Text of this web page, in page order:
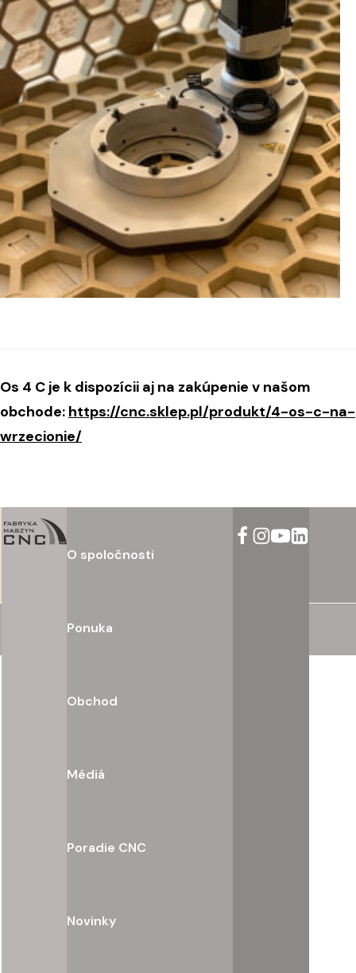
Os 4 C je k dispozícii aj na zakúpenie v našom
obchode: https://cnc.sklep.pl/produkt/4-os-c-na-
wrzecionie/
O spoločnosti
Ponuka
Obchod
Médiá
Poradie CNC
Novinky